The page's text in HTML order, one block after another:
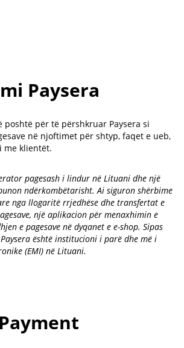
Paysera
poshtë për të përshkruar Paysera si
në njoftimet për shtyp, faqet e ueb,
me klientët.
pagesash i lindur në Lituani dhe një
ndërkombëtarisht. Ai siguron shërbime
nga llogaritë rrjedhëse dhe transfertat e
një aplikacion për menaxhimin e
e pagesave në dyqanet e e-shop. Sipas
është institucioni i parë dhe më i
(EMI) në Lituani.